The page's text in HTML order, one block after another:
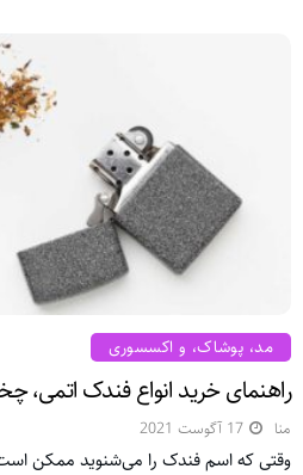
مد، پوشاک، و اکسسوری
راهنمای خرید انواع فندک اتمی،
منا 17 آگوست 2021
وقتی که اسم فندک را می‌شنوید ممکن